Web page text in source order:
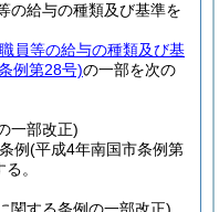
の給与の種類及び基準を
員等の給与の種類及び基
例第28号)の一部を次の
一部改正)
例(平成4年南国市条例第
。